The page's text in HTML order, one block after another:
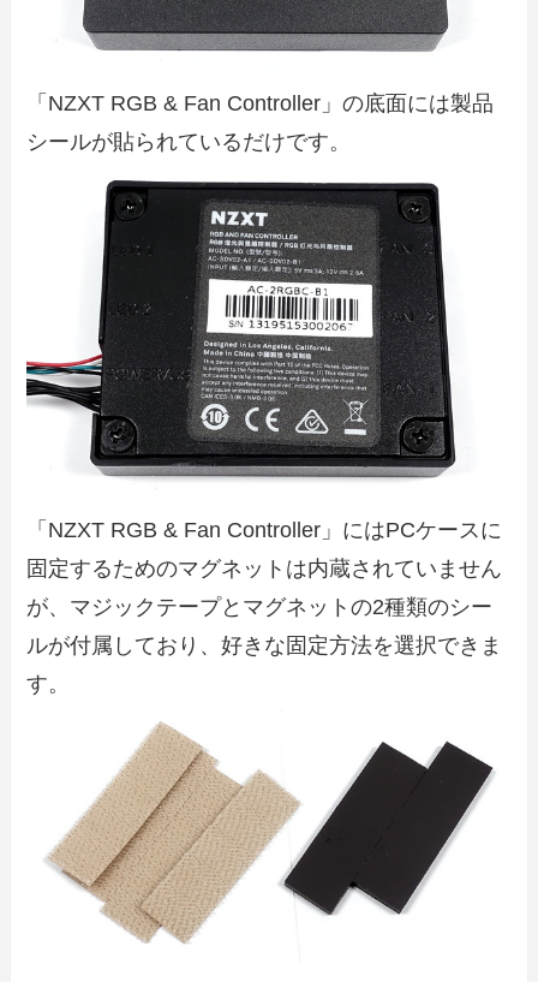
「NZXT RGB & Fan Controller」の底面には製品
シールが貼られているだけです。
「NZXT RGB & Fan Controller」にはPCケースに
固定するためのマグネットは内蔵されていません
が、マジックテープとマグネットの2種類のシー
ルが付属しており、好きな固定方法を選択できま
す。